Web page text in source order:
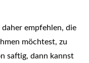
empfehlen, die
möchtest, zu
saftig, dann kannst